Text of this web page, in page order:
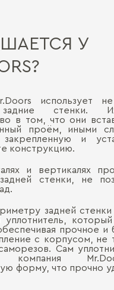
У
использует
задние стенки.
в том, что они
проём, иными
и
конструкцию.
и вертикалях
стенки, не
задней стенки
уплотнитель,
прочное и
с корпусом,
Сам
компания
форму, что прочно